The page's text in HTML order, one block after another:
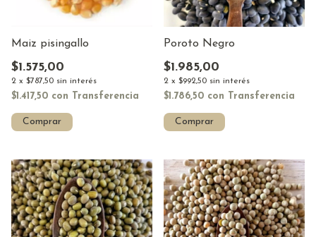
Maiz pisingallo
$1.575,00
2 x $787,50 sin interés
$1.417,50 con Transferencia
Comprar
Poroto Negro
$1.985,00
2 x $992,50 sin interés
$1.786,50 con Transferencia
Comprar